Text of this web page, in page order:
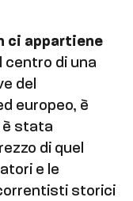
ci appartiene
centro di una
del
europeo, è
è stata
di quel
e le
storici